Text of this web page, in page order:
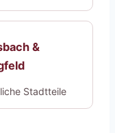
&
Stadtteile